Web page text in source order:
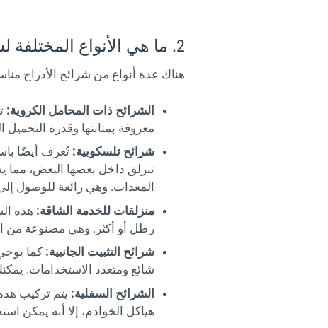
2. ما هي الأنواع المختلفة لشرائح الأدراج لهيكل الخادم؟
هناك عدة أنواع من شرائح الأدراج
الشرائح ذات المحامل الكروية:
معروفة بمتانتها وقدرة التحميل
شرائح تلسكوبية: تُعرف أيضًا
تنزلق داخل بعضها البعض، مما
المعدات. وهي رائعة للوصول
منزلقات للخدمة الشاقة:
رطل أو أكثر. وهي مصنوعة من
شرائح التثبيت الجانبية: كما
شائع ومتعدد الاستخدامات.
الشرائح السفلية: يتم تركيب
هياكل الخوادم، إلا أنه يمكن